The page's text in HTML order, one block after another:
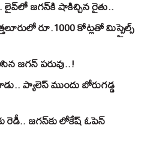
జగన్‌కి షాకిచ్చిన రైతు..
రూ.1000 కోట్లతో మిస్సైల్స్
జగన్ పరువు..!
ప్యాలెస్‌ ముందు బోరుగడ్డ
రెడీ.. జగన్‌కు లోకేష్‌ ఓపెన్